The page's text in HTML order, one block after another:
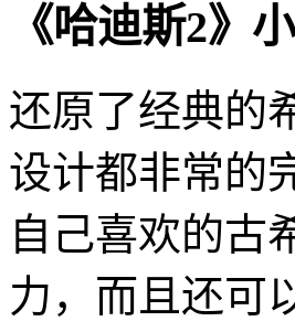
《哈迪斯2》
还原了经典的
设计都非常的
自己喜欢的古
力，而且还可